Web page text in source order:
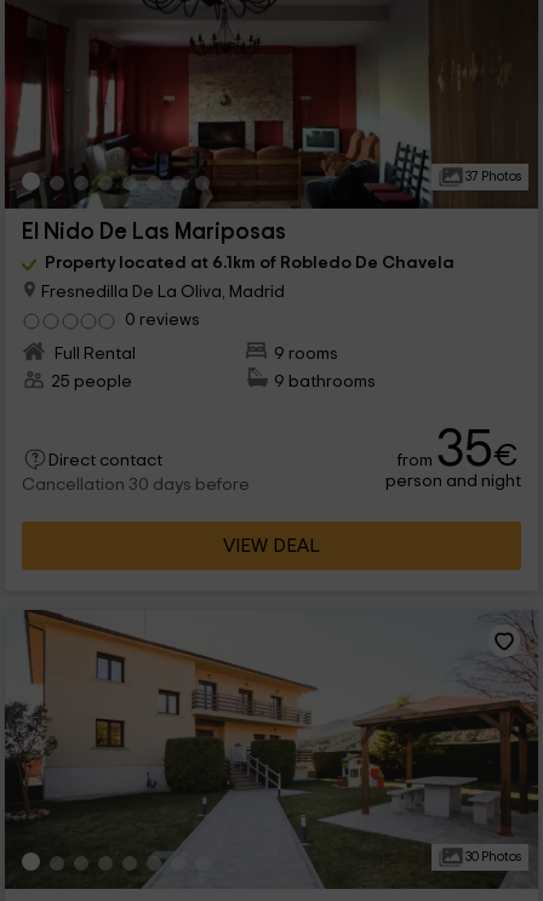
37 Photos
El Nido De Las Mariposas
Property located at 6.1km of Robledo De Chavela
Fresnedilla De La Oliva, Madrid
0 reviews
Full Rental
9 rooms
25 people
9 bathrooms
Direct contact
Cancellation 30 days before
from 35€
person and night
VIEW DEAL
30 Photos